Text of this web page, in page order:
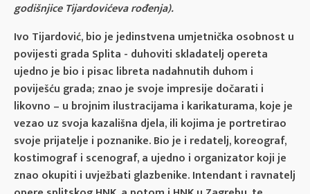
godišnjice Tijardovićeva rođenja).
Ivo Tijardović, bio je jedinstvena umjetnička osobnost u
povijesti grada Splita - duhoviti skladatelj opereta
ujedno je bio i pisac libreta nadahnutih duhom i
poviješću grada; znao je svoje impresije dočarati i
likovno – u brojnim ilustracijama i karikaturama, koje je
vezao uz svoja kazališna djela, ili kojima je portretirao
svoje prijatelje i poznanike. Bio je i redatelj, koreograf,
kostimograf i scenograf, a ujedno i organizator koji je
znao okupiti i uvježbati glazbenike. Intendant i ravnatelj